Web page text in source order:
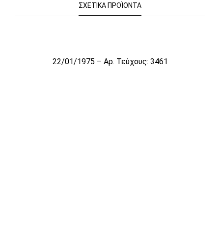
ΣΧΕΤΙΚΆ ΠΡΟΪΌΝΤΑ
Το αρχείο προσωρινά δεν είναι διαθέσιμο για πώληση
22/01/1975 – Αρ. Τεύχους: 3461